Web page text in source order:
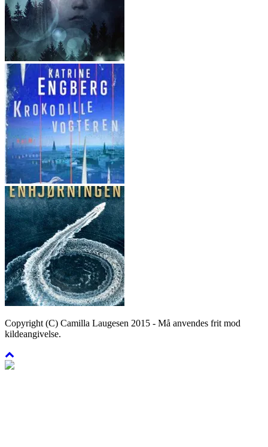
Copyright (C) Camilla Laugesen 2015 - Må anvendes frit mod
kildeangivelse.